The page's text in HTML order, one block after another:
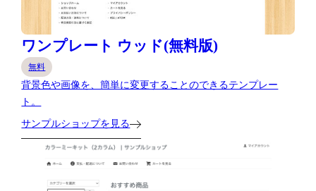
ワンプレート ウッド(無料版)
無料
背景色や画像を、簡単に変更することのできるテンプレー
ト。
サンプルショップを見る